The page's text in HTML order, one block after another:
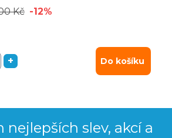
Kč -12%
+ Do košíku
nejlepších slev, akcí a